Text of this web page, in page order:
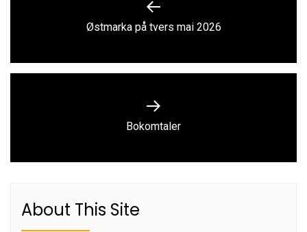
Previous
Østmarka på tvers mai 2026
Next
Bokomtaler
About This Site